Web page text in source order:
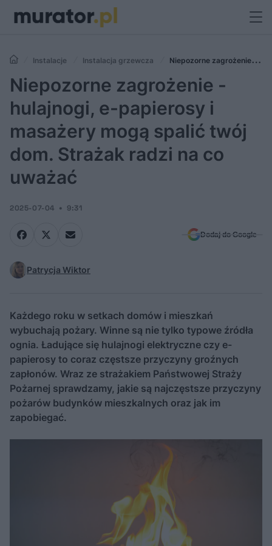
Instalacje Instalacja grzewcza
Niepozorne zagrożenie -
hulajnogi, e-papierosy i masażery mogą spalić twój dom. Strażak radzi
na co uważać
Niepozorne zagrożenie -
hulajnogi, e-papierosy i
masażery mogą spalić twój
dom. Strażak radzi na co
uważać
2025-07-04 9:31
Dodaj do Google
Patrycja Wiktor
Każdego roku w setkach domów i mieszkań
wybuchają pożary. Winne są nie tylko typowe źródła
ognia. Ładujące się hulajnogi elektryczne czy e-
papierosy to coraz częstsze przyczyny groźnych
zapłonów. Wraz ze strażakiem Państwowej Straży
Pożarnej sprawdzamy, jakie są najczęstsze przyczyny
pożarów budynków mieszkalnych oraz jak im
zapobiegać.